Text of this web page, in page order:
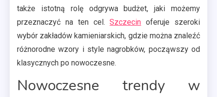
także istotną rolę odgrywa budżet, jaki możemy
przeznaczyć na ten cel.Szczecin oferuje szeroki
wybór zakładów kamieniarskich, gdzie można znaleźć
różnorodne wzory i style nagrobków, począwszy od
klasycznych po nowoczesne.
Nowoczesne trendy w